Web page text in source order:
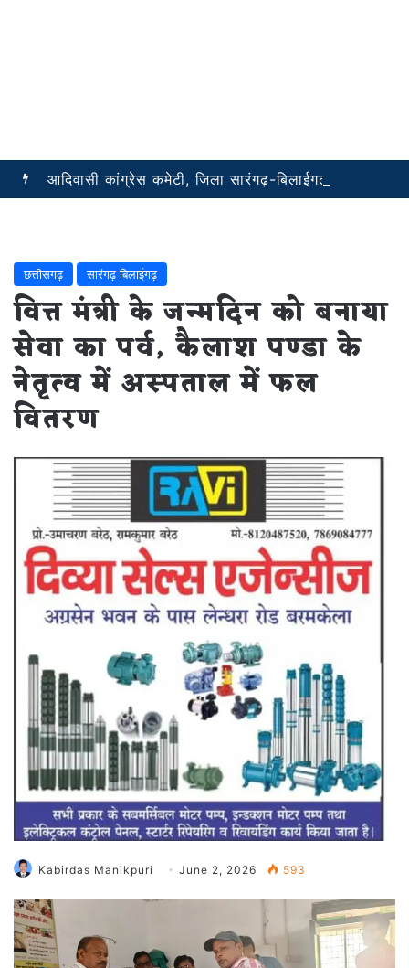
छत्तीसगढ़ सारंगढ़ बिलाईगढ़
वित्त मंत्री के जन्मदिन को बनाया
सेवा का पर्व, कैलाश पण्डा के
नेतृत्व में अस्पताल में फल
वितरण
Kabirdas Manikpuri June 2, 2026 593